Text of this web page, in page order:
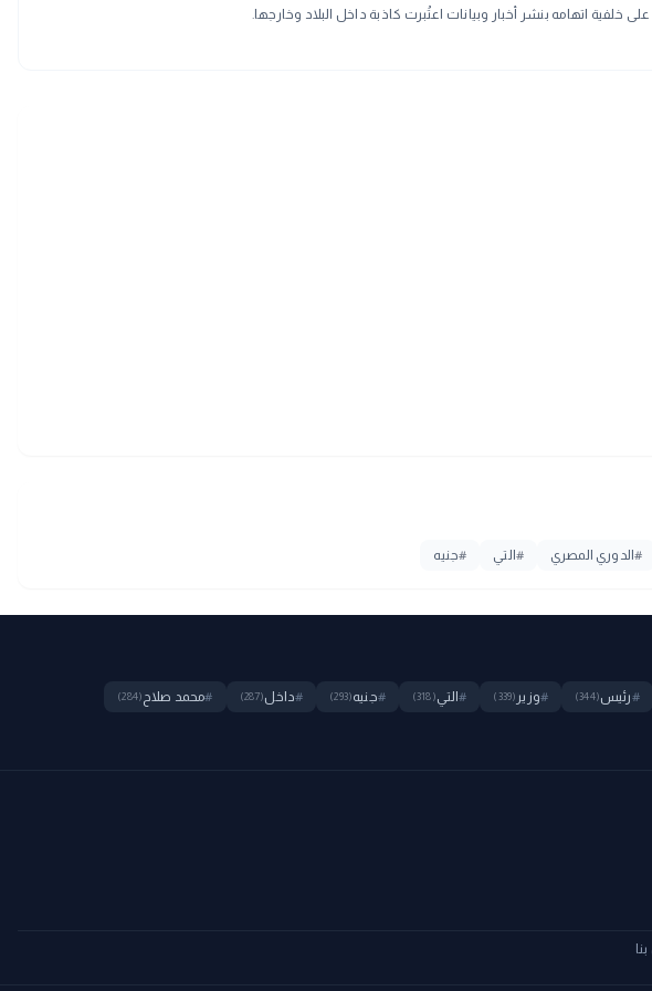
#الدوري المصري # التي #جنيه
#رئيس(344)
#وزير (339)
#التي(318)
#جنيه(293)
#داخل(287)
#محمد صلاح (284)